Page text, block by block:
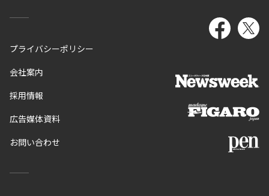
プライバシーポリシー
会社案内
採用情報
広告媒体資料
お問い合わせ